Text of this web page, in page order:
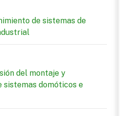
de sistemas de
del montaje y
sistemas domóticos e